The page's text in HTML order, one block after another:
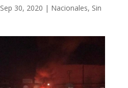
Sep 30, 2020 | Nacionales, Sin